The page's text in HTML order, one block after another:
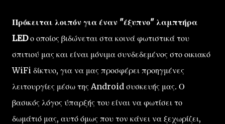
Πρόκειται λοιπόν για έναν "έξυπνο" λαμπτήρα
LEDο οποίος βιδώνεται στα κοινά φωτιστικά του
σπιτιού μας και είναι μόνιμα συνδεδεμένος στο οικιακό
WiFi δίκτυο, για να μας προσφέρει προηγμένες
λειτουργίες μέσω της Android συσκευής μας. Ο
βασικός λόγος ύπαρξής του είναι να φωτίσει το
δωμάτιό μας, αυτό όμως που τον κάνει να ξεχωρίζει,